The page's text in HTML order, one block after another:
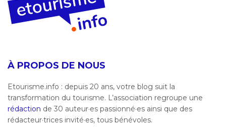
À PROPOS DE NOUS
Etourisme.info : depuis 20 ans, votre blog suit la
transformation du tourisme. L’association regroupe une
rédaction de 30 auteur·es passionné·es ainsi que des
rédacteur·trices invité·es, tous bénévoles.